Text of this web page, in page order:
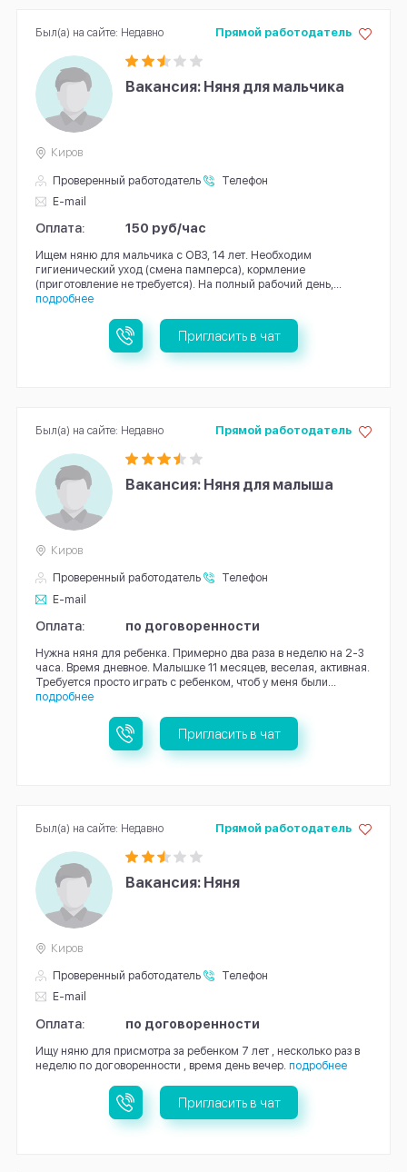
Вакансия: Няня для мальчика
Проверенный работодатель
Телефон
E-mail
Прямой работодатель
Киров
Оплата: 150 руб/час
Ищем няню для мальчика с ОВЗ, 14 лет. Необходим
гигиенический уход (смена памперса), кормление
(приготовление не требуется). На полный рабочий день,...
подробнее
Был(а) на сайте: Недавно
Пригласить в чат
Вакансия: Няня для малыша
Проверенный работодатель
Телефон
E-mail
Прямой работодатель
Киров
Оплата: по договоренности
Нужна няня для ребенка. Примерно два раза в неделю на 2-3
часа. Время дневное. Малышке 11 месяцев, веселая, активная.
Требуется просто играть с ребенком, чтоб у меня были...
подробнее
Был(а) на сайте: Недавно
Пригласить в чат
Вакансия: Няня
Проверенный работодатель
Телефон
E-mail
Прямой работодатель
Киров
Оплата: по договоренности
Ищу няню для присмотра за ребенком 7 лет , несколько раз в
неделю по договоренности , время день вечер. подробнее
Был(а) на сайте: Недавно
Пригласить в чат